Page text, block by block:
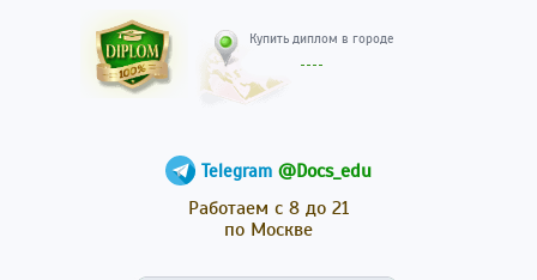
Telegram @Docs_edu
Работаем с 8 до 21
по Москве